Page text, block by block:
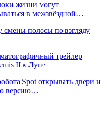
жизни могут
в межзвёздной…
смены полосы по взгляду
трейлер
II к Луне
Spot открывать двери и
версию…